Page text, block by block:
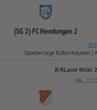
(SG 2) FC Hendungen 2
Sportanlage Eußenhausen
B-KLasse Rhön
SA..